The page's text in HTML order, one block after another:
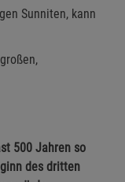
Sunniten, kann
500 Jahren so
des dritten